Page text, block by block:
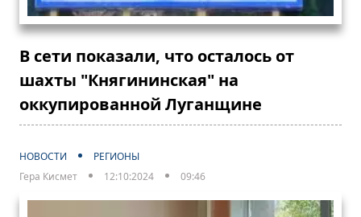
В сети показали, что осталось от
шахты "Княгининская" на
оккупированной Луганщине
НОВОСТИ
РЕГИОНЫ
Гера Кисмет
12:10:2024 09:46